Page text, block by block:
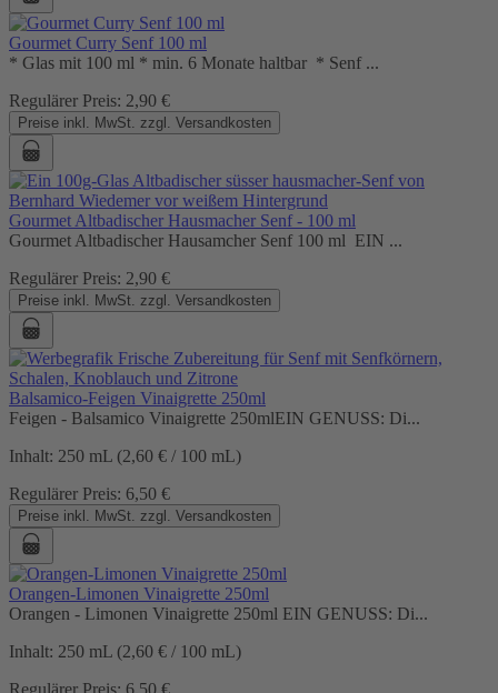
Gourmet Curry Senf 100 ml
* Glas mit 100 ml * min. 6 Monate haltbar * Senf ...
Regulärer Preis: 2,90 €
Preise inkl. MwSt. zzgl. Versandkosten
Gourmet Altbadischer Hausmacher Senf - 100 ml
Gourmet Altbadischer Hausamcher Senf 100 ml EIN ...
Regulärer Preis: 2,90 €
Preise inkl. MwSt. zzgl. Versandkosten
Balsamico-Feigen Vinaigrette 250ml
Feigen - Balsamico Vinaigrette 250mlEIN GENUSS: Di...
Inhalt: 250 mL (2,60 € / 100 mL)
Regulärer Preis: 6,50 €
Preise inkl. MwSt. zzgl. Versandkosten
Orangen-Limonen Vinaigrette 250ml
Orangen - Limonen Vinaigrette 250ml EIN GENUSS: Di...
Inhalt: 250 mL (2,60 € / 100 mL)